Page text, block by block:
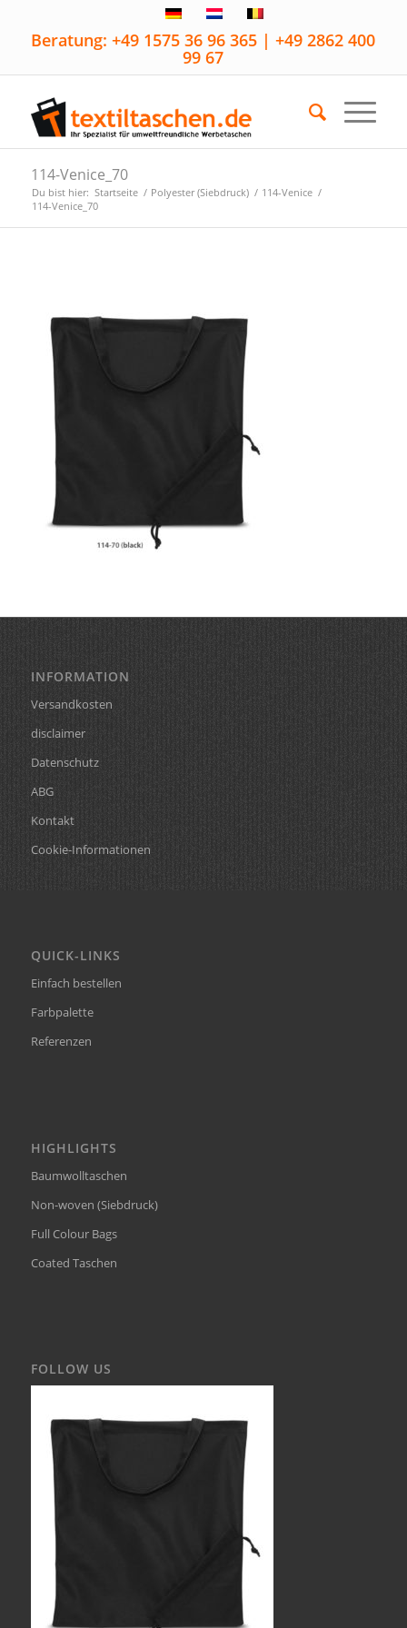
Beratung: +49 1575 36 96 365 | +49 2862 400
99 67
114-Venice_70
Du bist hier: Startseite / Polyester (Siebdruck) / 114-Venice /
114-Venice_70
INFORMATION
Versandkosten
disclaimer
Datenschutz
ABG
Kontakt
Cookie-Informationen
QUICK-LINKS
Einfach bestellen
Farbpalette
Referenzen
HIGHLIGHTS
Baumwolltaschen
Non-woven (Siebdruck)
Full Colour Bags
Coated Taschen
FOLLOW US